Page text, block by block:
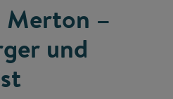
Merton –
und